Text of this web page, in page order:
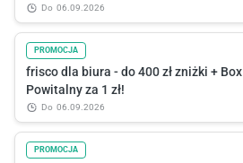
do 06.09.2026
PROMOCJA
frisco dla biura - do 400 zł zniżki + Box
Powitalny za 1 zł!
do 06.09.2026
PROMOCJA